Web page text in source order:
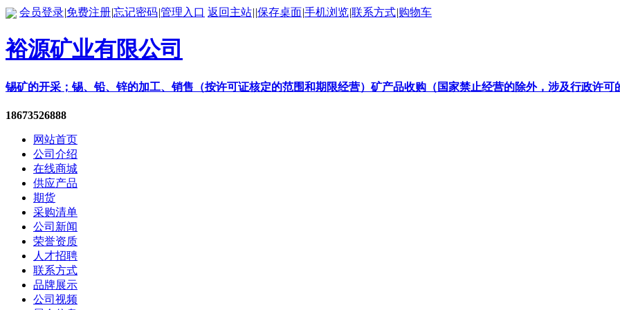
会员登录|免费注册|忘记密码|管理入口 返回主站||保存桌面|手机浏览|联系方式|购物车
裕源矿业有限公司
锡矿的开采；锡、铅、锌的加工、销售（按许可证核定的范围和期限经营）矿产品收购（国家禁止经营的除外，涉及行政许可
18673526888
网站首页
公司介绍
在线商城
供应产品
期货
采购清单
公司新闻
荣誉资质
人才招聘
联系方式
品牌展示
公司视频